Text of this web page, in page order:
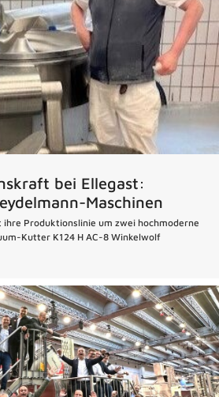
bei Ellegast:
Maschinen
ihre Produktionslinie um zwei hochmoderne
Kutter K124 H AC-8 Winkelwolf